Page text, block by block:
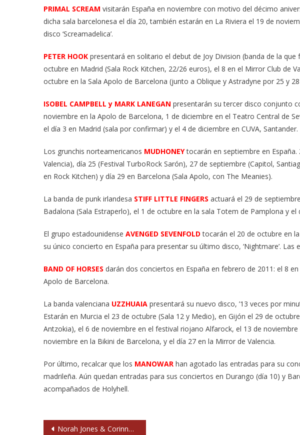
PRIMAL SCREAM visitarán España en noviembre con motivo del décimo
dicha sala barcelonesa el día 20, también estarán en La Riviera el 19 de
disco ‘Screamadelica’.
PETER HOOK presentará en solitario el debut de Joy Division (banda de la
octubre en Madrid (Sala Rock Kitchen, 22/26 euros), el 8 en el Mirror Club de
octubre en la Sala Apolo de Barcelona (junto a Oblique y Astradyne por 25 y
ISOBEL CAMPBELL y MARK LANEGAN presentarán su tercer disco conjunto
noviembre en la Apolo de Barcelona, 1 de diciembre en el Teatro Central de
el día 3 en Madrid (sala por confirmar) y el 4 de diciembre en CUVA, Santander.
Los grunchis norteamericanos MUDHONEYtocarán en septiembre en
Valencia), día 25 (Festival TurboRock Sarón), 27 de septiembre (Capitol,
en Rock Kitchen) y día 29 en Barcelona (Sala Apolo, con The Meanies).
La banda de punk irlandesa STIFF LITTLE FINGERS actuará el 29 de
Badalona (Sala Estraperlo), el 1 de octubre en la sala Totem de Pamplona y
El grupo estadounidense AVENGED SEVENFOLD tocarán el 20 de octubre en
su único concierto en España para presentar su último disco, ‘Nightmare’.
BAND OF HORSES darán dos conciertos en España en febrero de 2011: el 8
Apolo de Barcelona.
La banda valenciana UZZHUAIA presentará su nuevo disco, ’13 veces por
Estarán en Murcia el 23 de octubre (Sala 12 y Medio), en Gijón el 29 de
Antzokia), el 6 de noviembre en el festival riojano Alfarock, el 13 de noviembre
noviembre en la Bikini de Barcelona, y el día 27 en la Mirror de Valencia.
Por último, recalcar que los MANOWAR han agotado las entradas para su
madrileña. Aún quedan entradas para sus conciertos en Durango (día 10) y
acompañados de Holyhell.
Navegación
Norah Jones & Corinne Bailey Rae (2010) Hotel Palms. Las Vegas